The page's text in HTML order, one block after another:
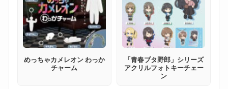
めっちゃカメレオン わっか
チャーム
「青春ブタ野郎」シリーズ
アクリルフォトキーチェー
ン